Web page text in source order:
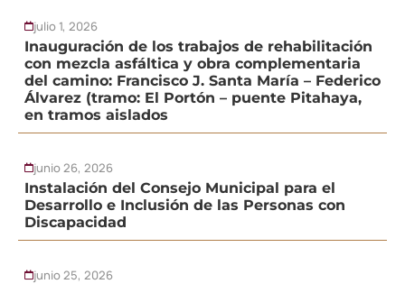
julio 1, 2026
Inauguración de los trabajos de rehabilitación
con mezcla asfáltica y obra complementaria
del camino: Francisco J. Santa María – Federico
Álvarez (tramo: El Portón – puente Pitahaya,
en tramos aislados
junio 26, 2026
Instalación del Consejo Municipal para el
Desarrollo e Inclusión de las Personas con
Discapacidad
junio 25, 2026